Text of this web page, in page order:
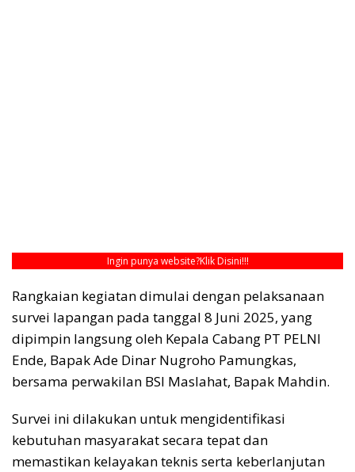
Ingin punya website?Klik Disini!!!
Rangkaian kegiatan dimulai dengan pelaksanaan
survei lapangan pada tanggal 8 Juni 2025, yang
dipimpin langsung oleh Kepala Cabang PT PELNI
Ende, Bapak Ade Dinar Nugroho Pamungkas,
bersama perwakilan BSI Maslahat, Bapak Mahdin.
Survei ini dilakukan untuk mengidentifikasi
kebutuhan masyarakat secara tepat dan
memastikan kelayakan teknis serta keberlanjutan